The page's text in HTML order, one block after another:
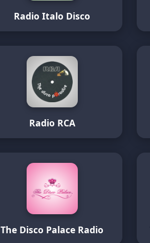
Radio Italo Disco
Radio RCA
The Disco Palace Radio